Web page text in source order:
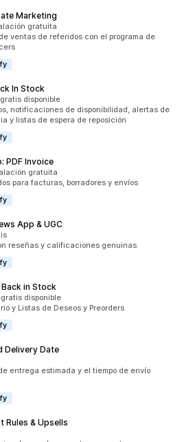
Marketing
gratuita
ventas de referidos con el programa de
In Stock
disponible
notificaciones de disponibilidad, alertas de
y listas de espera de reposición
PDF Invoice
gratuita
para facturas, borradores y envíos
App & UGC
reseñas y calificaciones genuinas.
in Stock
gratis disponible
y Listas de Deseos y Preorders
Delivery Date
entrega estimada y el tiempo de envío
Rules & Upsells